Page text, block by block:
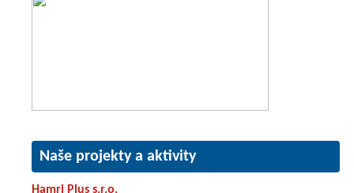
Naše projekty a aktivity
Hamri Plus s.r.o.